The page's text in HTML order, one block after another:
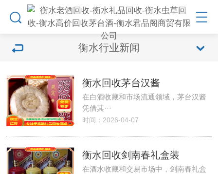
衡水行业新闻
衡水回收茅台汉酱
在白酒收藏和市场流通领域，茅台汉酱
凭借其···
时间：2026-04-07
衡水回收剑南春礼盒装
在酒水收藏和交易市场中，剑南春礼盒